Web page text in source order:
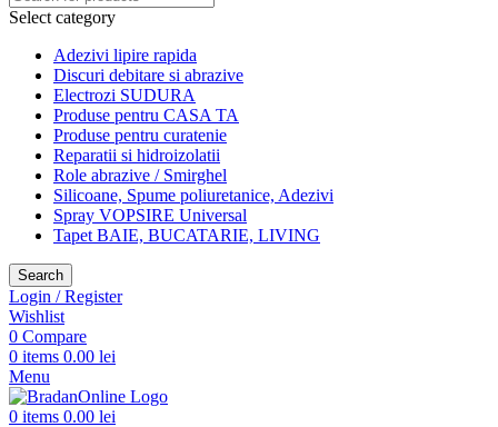
Select category
Adezivi lipire rapida
Discuri debitare si abrazive
Electrozi SUDURA
Produse pentru CASA TA
Produse pentru curatenie
Reparatii si hidroizolatii
Role abrazive / Smirghel
Silicoane, Spume poliuretanice, Adezivi
Spray VOPSIRE Universal
Tapet BAIE, BUCATARIE, LIVING
Search
Login / Register
Wishlist
0 Compare
0 items 0.00 lei
Menu
0 items 0.00 lei